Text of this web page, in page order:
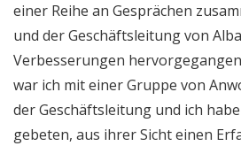
einer Reihe an Gesprächen
und der Geschäftsleitung von
Verbesserungen
war ich mit einer Gruppe von
der Geschäftsleitung und ich
gebeten, aus ihrer Sicht einen